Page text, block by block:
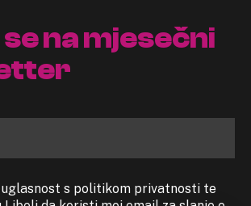
na mjesečni
s politikom privatnosti te